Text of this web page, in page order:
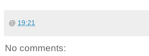
@ 19:21
No comments: